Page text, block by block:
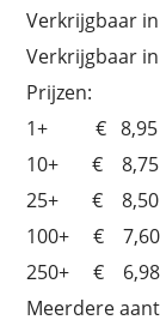
Verkrijgbaar
Verkrijgbaar
Prijzen:
1+ € 8,95
10+ € 8,75
25+ € 8,50
100+ € 7,60
250+ € 6,98
Meerdere